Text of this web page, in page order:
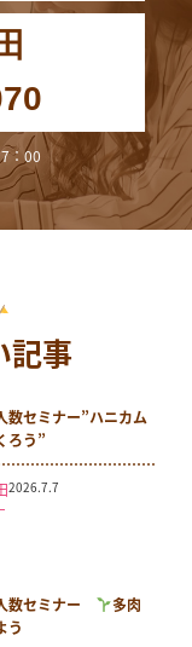
：00
記事
数セミナー”ハニカム
ろう”
2026.7.7
数セミナー
多肉
う